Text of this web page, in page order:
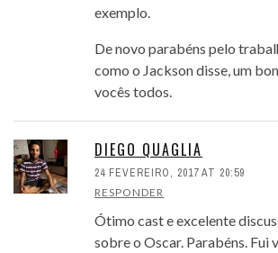
exemplo.
De novo parabéns pelo
como o Jackson disse, um
vocês todos.
DIEGO QUAGLIA
24 FEVEREIRO, 2017 AT 20:59
RESPONDER
Ótimo cast e excelente
sobre o Oscar. Parabéns. Fui